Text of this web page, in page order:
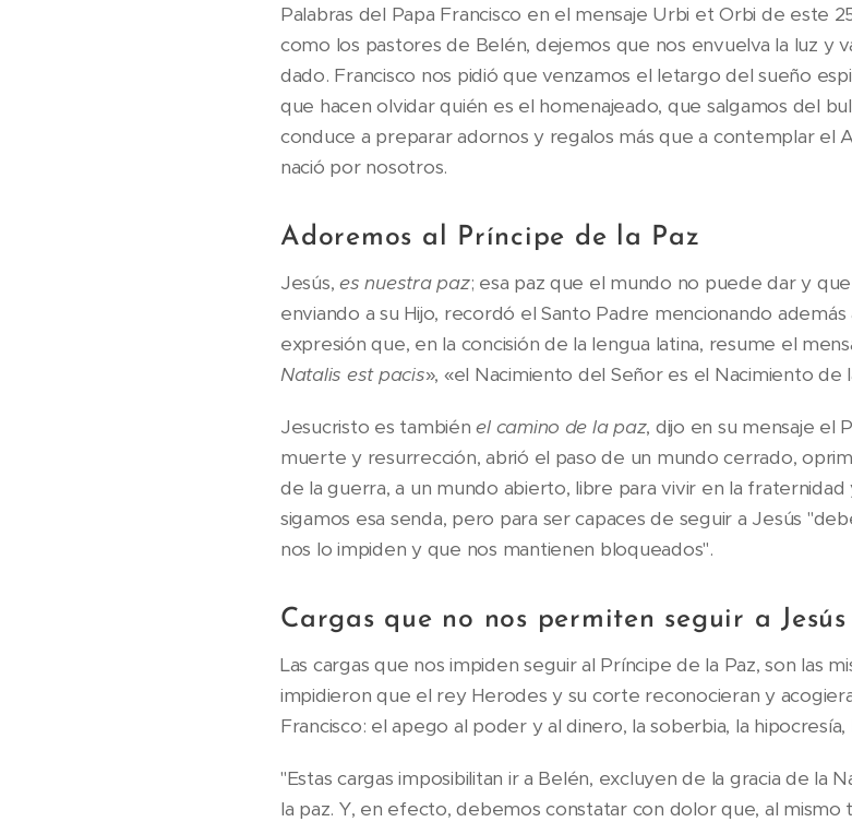
Palabras del Papa Francisco en el mensaje Urbi et Orbi de este
como los pastores de Belén, dejemos que nos envuelva la luz y
dado. Francisco nos pidió que venzamos el letargo del sueño
que hacen olvidar quién es el homenajeado, que salgamos del
conduce a preparar adornos y regalos más que a contemplar el
nació por nosotros.
Adoremos al Príncipe de la Paz
Jesús,es nuestra paz; esa paz que el mundo no puede dar y
enviando a su Hijo, recordó el Santo Padre mencionando
expresión que, en la concisión de la lengua latina, resume el
Natalis est pacis», «el Nacimiento del Señor es el Nacimiento de
Jesucristo es tambiénel camino de la paz, dijo en su mensaje el
muerte y resurrección, abrió el paso de un mundo cerrado,
de la guerra, a un mundo abierto, libre para vivir en la fraternidad
sigamos esa senda, pero para ser capaces de seguir a Jesús
nos lo impiden y que nos mantienen bloqueados".
Cargas que no nos permiten seguir a Jesús
Las cargas que nos impiden seguir al Príncipe de la Paz, son las
impidieron que el rey Herodes y su corte reconocieran y
Francisco: el apego al poder y al dinero, la soberbia, la hipocresía,
"Estas cargas imposibilitan ir a Belén, excluyen de la gracia de la
la paz. Y, en efecto, debemos constatar con dolor que, al